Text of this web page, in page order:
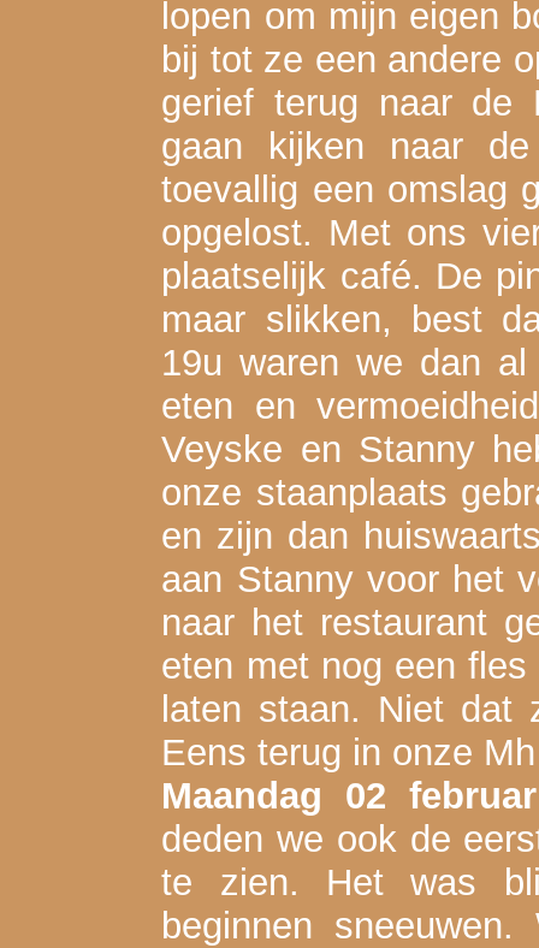
lopen om mijn eigen
bij tot ze een andere
gerief terug naar de
gaan kijken naar
toevallig een omslag
opgelost. Met ons
plaatselijk café. De
maar slikken, best
19u waren we dan
eten en
Veyske en Stanny
onze staanplaats
en zijn dan
aan Stanny voor het
naar het restaurant
eten met nog een
laten staan. Niet
Eens terug in onze
Maandag 02
deden we ook de
te zien. Het was
beginnen